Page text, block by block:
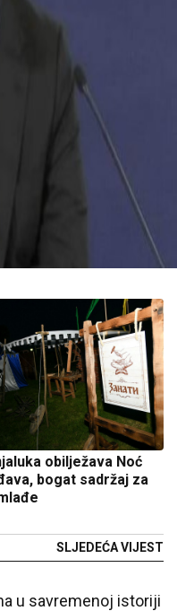
obilježava Noć
bogat sadržaj za
SLJEDEĆA VIJEST
u savremenoj istoriji